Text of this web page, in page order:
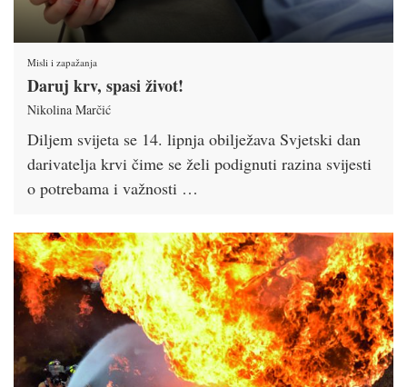
Misli i zapažanja
Daruj krv, spasi život!
Nikolina Marčić
Diljem svijeta se 14. lipnja obilježava Svjetski dan
darivatelja krvi čime se želi podignuti razina svijesti
o potrebama i važnosti …